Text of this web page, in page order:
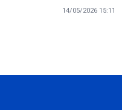
14/05/2026 15:11